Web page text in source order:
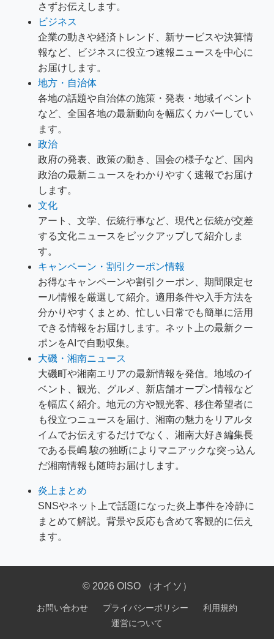
さずお伝えします。
ビジネス
企業の動きや経済トレンド、新サービスや決算情
報など、ビジネスに役立つ速報ニュースを中心に
お届けします。
地方・自治体
各地の話題や自治体の施策・発表・地域イベント
など、全国各地の最新動向を幅広くカバーしてい
ます。
政治
政府の発表、政策の動き、国会の様子など、国内
政治の最新ニュースをわかりやすく速報でお届け
します。
文化
アート、文学、伝統行事など、現代と伝統が交差
する文化ニュースをピックアップして紹介しま
す。
キャンペーン・割引クーポン情報
お得なキャンペーンや割引クーポン、期間限定セ
ール情報を厳選して紹介。適用条件や入手方法を
分かりやすくまとめ、忙しい日常でも簡単に活用
できる情報をお届けします。ネット上の最新クー
ポンをAIで自動収集。
大磯・湘南ニュース
大磯町や湘南エリアの最新情報を発信。地域のイ
ベント、観光、グルメ、新店舗オープン情報など
を幅広く紹介。地元の方や観光客、移住希望者に
も役立つニュースを届け、湘南の魅力をリアルタ
イムでお伝えするだけでなく、湘南大好き編集長
である長嶋 駿の独断によりマニアックな突っ込ん
だ湘南情報も随時お届けします。
炎上まとめ
SNSやネット上で話題になった炎上事件を冷静に
まとめて解説。背景や反応も含めて客観的に伝え
ます。
© 2026 OISO （オイソ）
お問い合わせ プライバシーポリシー
利用規約
運営について